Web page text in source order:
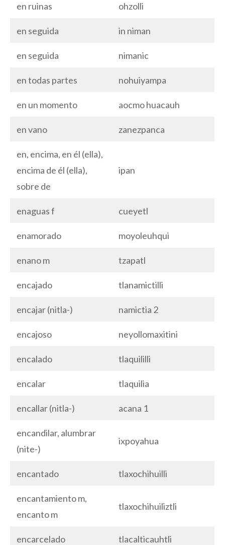
en ruinas ohzolli
en seguida in niman
en seguida nimanic
en todas partes nohuiyampa
en un momento aocmo huacauh
en vano zanezpanca
en, encima, en él (ella),
encima de él (ella),
sobre de
ipan
enaguas f cueyetl
enamorado moyoleuhqui
enano m tzapatl
encajado tlanamictilli
encajar (nitla-) namictia 2
encajoso neyollomaxitini
encalado tlaquililli
encalar tlaquilia
encallar (nitla-) acana 1
encandilar, alumbrar
(nite-)
ixpoyahua
encantado tlaxochihuilli
encantamiento m,
encanto m
tlaxochihuiliztli
encarcelado tlacalticauhtli